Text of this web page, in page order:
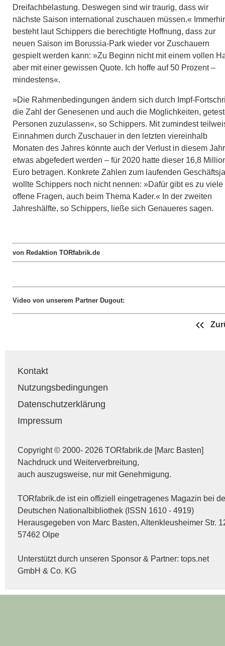
Dreifachbelastung. Deswegen sind wir traurig, dass wir
nächste Saison international zuschauen müssen.«
besteht laut Schippers die berechtigte Hoffnung, dass zur
neuen Saison im Borussia-Park wieder vor Zuschauern
gespielt werden kann: »Zu Beginn nicht mit einem vollen
aber mit einer gewissen Quote. Ich hoffe auf 50 Prozent –
mindestens«.
»Die Rahmenbedingungen ändern sich durch Impf-
die Zahl der Genesenen und auch die Möglichkeiten,
Personen zuzulassen«, so Schippers. Mit zumindest
Einnahmen durch Zuschauer in den letzten viereinhalb
Monaten des Jahres könnte auch der Verlust in diesem Jahr
etwas abgefedert werden – für 2020 hatte dieser 16,8
Euro betragen. Konkrete Zahlen zum laufenden
wollte Schippers noch nicht nennen: »Dafür gibt es zu viele
offene Fragen, auch beim Thema Kader.« In der zweiten
Jahreshälfte, so Schippers, ließe sich Genaueres sagen.
von Redaktion TORfabrik.de
Video von unserem Partner Dugout:
Kontakt
Nutzungsbedingungen
Datenschutzerklärung
Impressum
Copyright © 2000- 2026 TORfabrik.de [Marc Basten]
Nachdruck und Weiterverbreitung,
auch auszugsweise, nur mit Genehmigung.
TORfabrik.de ist ein offiziell eingetragenes Magazin bei
Deutschen Nationalbibliothek (ISSN 1610 - 4919)
Herausgegeben von Marc Basten, Altenkleusheimer Str.
57462 Olpe
Unterstützt durch unseren Sponsor & Partner: tops.net
GmbH & Co. KG